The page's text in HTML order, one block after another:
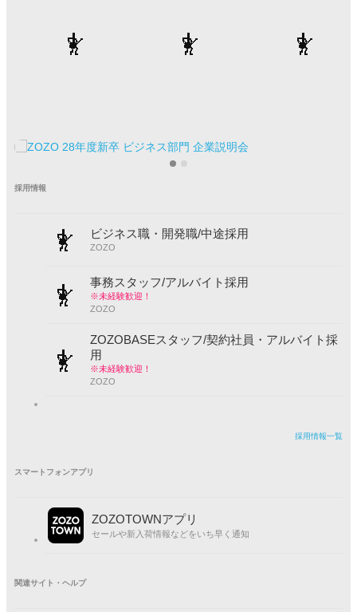
model：H158 着用サイズ：MEDIUM
M△ L×
タイムセール価格
%OFF
税込
採用情報
ビジネス職・開発職/中途採用
ZOZO
事務スタッフ/アルバイト採用
※未経験歓迎！
ZOZO
ZOZOBASEスタッフ/契約社員・アルバイト採
用
※未経験歓迎！
ZOZO
採用情報一覧
スマートフォンアプリ
ZOZOTOWNアプリ
セールや新入荷情報などをいち早く通知
関連サイト・ヘルプ